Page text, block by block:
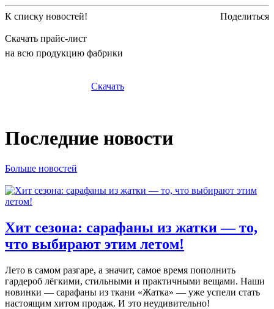
К списку новостей! Поделиться
Скачать прайс-лист
на всю продукцию фабрики
Скачать
Последние новости
Больше новостей
Хит сезона: сарафаны из жатки — то,
что выбирают этим летом!
Лето в самом разгаре, а значит, самое время пополнить
гардероб лёгкими, стильными и практичными вещами. Наши
новинки — сарафаны из ткани «Жатка» — уже успели стать
настоящим хитом продаж. И это неудивительно!